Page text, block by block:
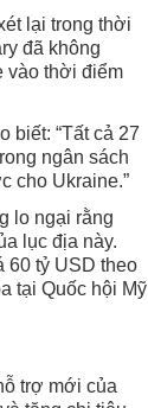
lại trong thời
đã không
vào thời điểm
biết: “Tất cả 27
ngân sách
cho Ukraine.”
lo ngại rằng
lục địa này.
60 tỷ USD theo
tại Quốc hội Mỹ
trợ mới của